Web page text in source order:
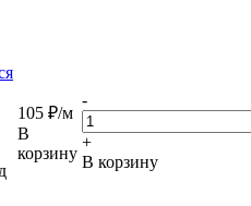
105 ₽/м
В
корзину
-
+
В корзину